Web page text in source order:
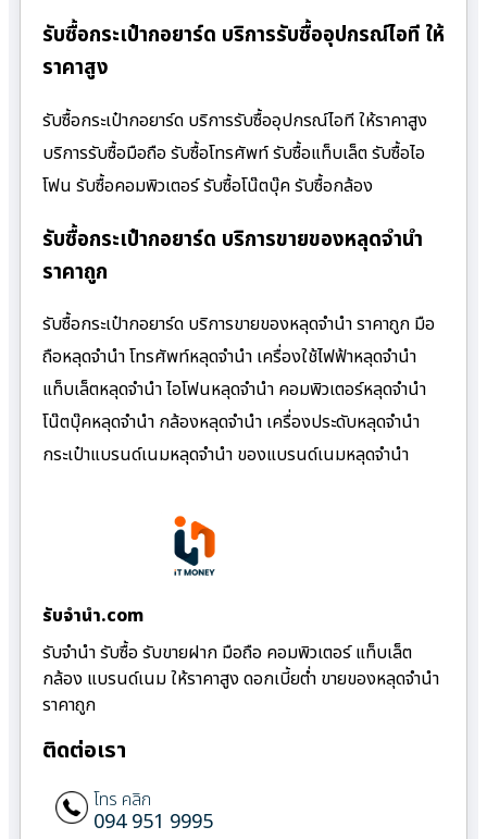
รับซื้อกระเป๋ากอยาร์ด บริการรับซื้ออุปกรณ์ไอที ให้
ราคาสูง
รับซื้อกระเป๋ากอยาร์ด บริการรับซื้ออุปกรณ์ไอที ให้ราคาสูง
บริการรับซื้อมือถือ รับซื้อโทรศัพท์ รับซื้อแท็บเล็ต รับซื้อไอ
โฟน รับซื้อคอมพิวเตอร์ รับซื้อโน๊ตบุ๊ค รับซื้อกล้อง
รับซื้อกระเป๋ากอยาร์ด บริการขายของหลุดจำนำ
ราคาถูก
รับซื้อกระเป๋ากอยาร์ด บริการขายของหลุดจำนำ ราคาถูก มือ
ถือหลุดจำนำ โทรศัพท์หลุดจำนำ เครื่องใช้ไฟฟ้าหลุดจำนำ
แท็บเล็ตหลุดจำนำ ไอโฟนหลุดจำนำ คอมพิวเตอร์หลุดจำนำ
โน๊ตบุ๊คหลุดจำนำ กล้องหลุดจำนำ เครื่องประดับหลุดจำนำ
กระเป๋าแบรนด์เนมหลุดจำนำ ของแบรนด์เนมหลุดจำนำ
รับจํานํา.com
รับจำนำ รับซื้อ รับขายฝาก มือถือ คอมพิวเตอร์ แท็บเล็ต
กล้อง แบรนด์เนม ให้ราคาสูง ดอกเบี้ยต่ำ ขายของหลุดจำนำ
ราคาถูก
ติดต่อเรา
โทร คลิก
094 951 9995